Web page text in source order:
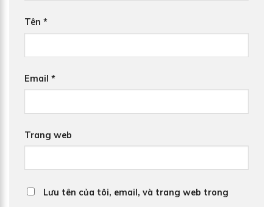
Tên *
Email *
Trang web
Lưu tên của tôi, email, và trang web trong